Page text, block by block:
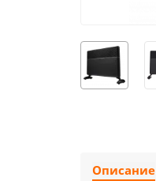
Описание